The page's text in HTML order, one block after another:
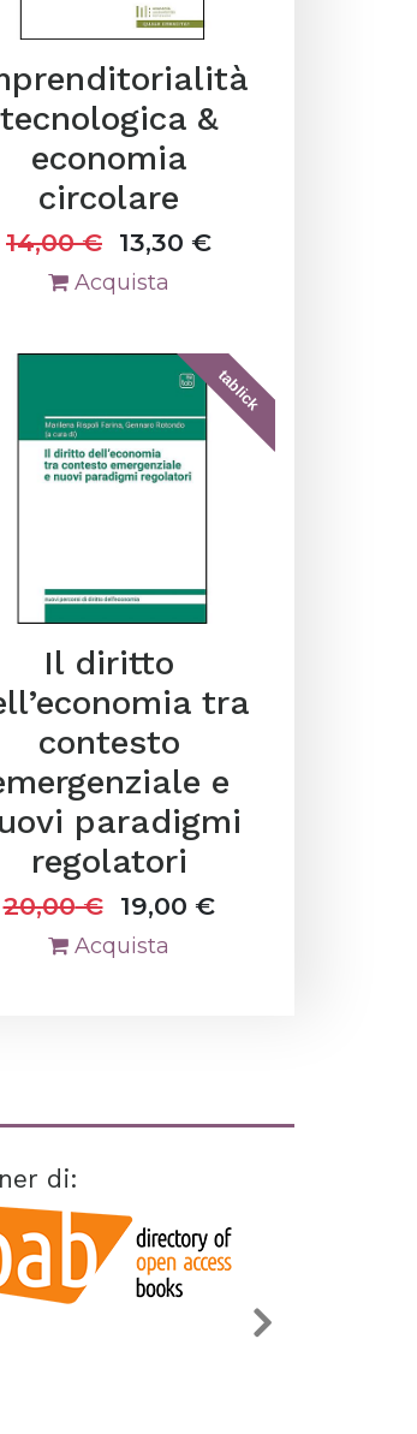
tecnologica &
economia
circolare
14,00€ 13,30 €
Acquista
tablick
Il diritto
tra
contesto
e
paradigmi
regolatori
20,00€ 19,00 €
Acquista
di: